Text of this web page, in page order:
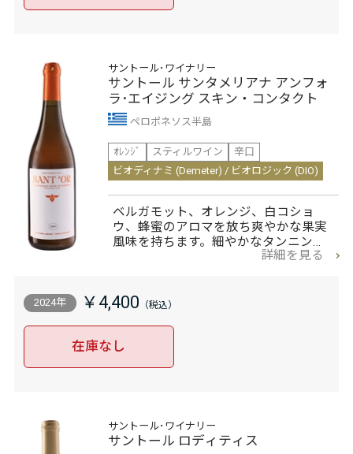
サントール･ワイナリー
サントール サンタメリアナ アンフォ
ラ･エイジング スキン・コンタクト
ペロポネソス半島
ｵﾚﾝｼﾞ
スティルワイン
辛口
ビオディナミ (Demeter) / ビオロジック (DIO)
ベルガモット、オレンジ、白コショ
ウ、蜂蜜のアロマを放ち爽やかな果実
風味を持ちます。細やかなタンニン…
詳細を見る
2024年 ￥4,400
在庫なし
サントール･ワイナリー
サントール ロディティス